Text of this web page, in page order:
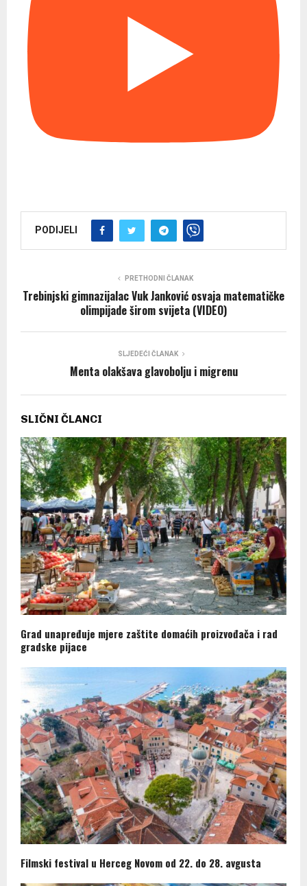
PODIJELI
PRETHODNI ČLANAK
Trebinjski gimnazijalac Vuk Јanković osvaja matematičke
olimpijade širom svijeta (VIDEO)
SLJEDEĆI ČLANAK
Menta olakšava glavobolju i migrenu
SLIČNI ČLANCI
Grad unapređuje mjere zaštite domaćih proizvođača i rad
gradske pijace
Filmski festival u Herceg Novom od 22. do 28. avgusta